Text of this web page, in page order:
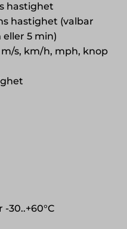
hastighet
hastighet (valbar
eller 5 min)
s, km/h, mph, knop
30..+60°C